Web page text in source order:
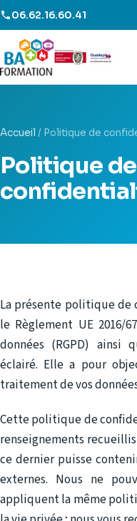
06.62.16.60.41
Accueil / Politique de
Politique de
La présente politique
le Règlement UE 2016/
données (RGPD) ainsi
éclairé. Elle a pour
traitement de vos
Cette politique de
renseignements
ce dernier puisse
externes. Nous ne
appliquent la même